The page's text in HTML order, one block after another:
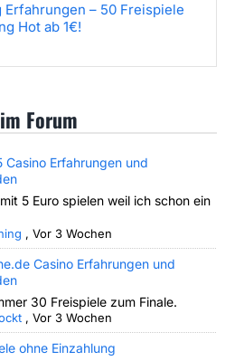
Erfahrungen – 50 Freispiele
Hot ab 1€!
Forum
Casino Erfahrungen und
5 Euro spielen weil ich schon ein
,Vor 3 Wochen
Casino Erfahrungen und
30 Freispiele zum Finale.
,Vor 3 Wochen
ohne Einzahlung